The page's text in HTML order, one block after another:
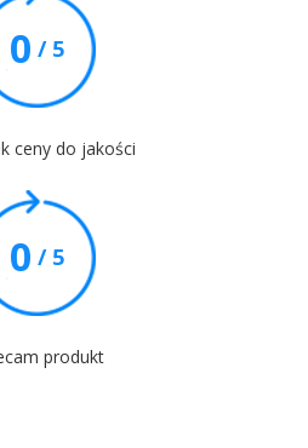
0 / 5
ceny do jakości
0 / 5
produkt